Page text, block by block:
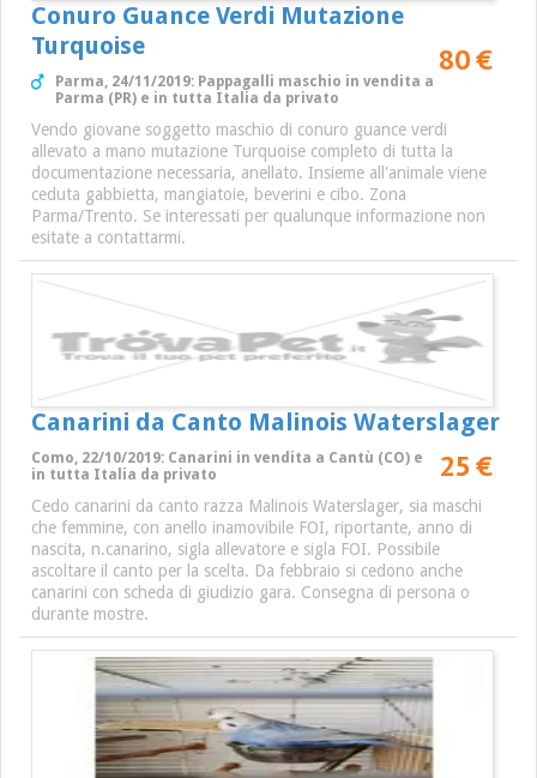
Conuro Guance Verdi Mutazione
Turquoise
80 €
Parma, 24/11/2019: Pappagalli maschio in vendita a
Parma (PR) e in tutta Italia da privato
Vendo giovane soggetto maschio di conuro guance verdi
allevato a mano mutazione Turquoise completo di tutta la
documentazione necessaria, anellato. Insieme all'animale viene
ceduta gabbietta, mangiatoie, beverini e cibo. Zona
Parma/Trento. Se interessati per qualunque informazione non
esitate a contattarmi.
Canarini da Canto Malinois Waterslager
25 €
Como, 22/10/2019: Canarini in vendita a Cantù (CO) e
in tutta Italia da privato
Cedo canarini da canto razza Malinois Waterslager, sia maschi
che femmine, con anello inamovibile FOI, riportante, anno di
nascita, n.canarino, sigla allevatore e sigla FOI. Possibile
ascoltare il canto per la scelta. Da febbraio si cedono anche
canarini con scheda di giudizio gara. Consegna di persona o
durante mostre.